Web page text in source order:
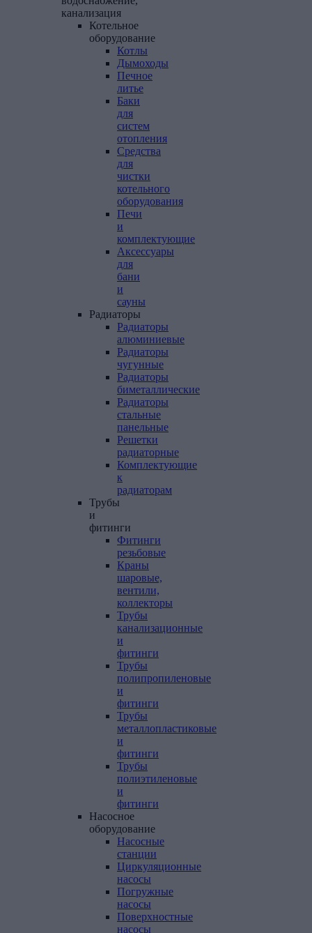
канализация
Котельное
оборудование
Котлы
Дымоходы
Печное
литье
Баки
для
систем
отопления
Средства
для
чистки
котельного
оборудования
Печи
и
комплектующие
Аксессуары
для
бани
и
сауны
Радиаторы
Радиаторы
алюминиевые
Радиаторы
чугунные
Радиаторы
биметаллические
Радиаторы
стальные
панельные
Решетки
радиаторные
Комплектующие
к
радиаторам
Трубы
и
фитинги
Фитинги
резьбовые
Краны
шаровые,
вентили,
коллекторы
Трубы
канализационные
и
фитинги
Трубы
полипропиленовые
и
фитинги
Трубы
металлопластиковые
и
фитинги
Трубы
полиэтиленовые
и
фитинги
Насосное
оборудование
Насосные
станции
Циркуляционные
насосы
Погружные
насосы
Поверхностные
насосы